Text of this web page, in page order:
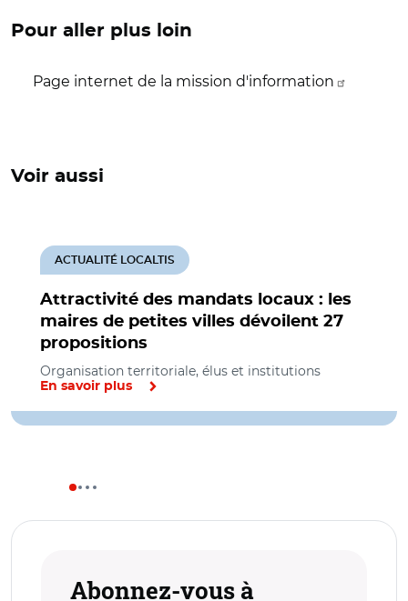
Pour aller plus loin
Page internet de la mission d'information
Voir aussi
Attractivité des mandats locaux : les
maires de petites villes dévoilent 27
propositions
ACTUALITÉ LOCALTIS
Organisation territoriale, élus et institutions
En savoir plus
Abonnez-vous à